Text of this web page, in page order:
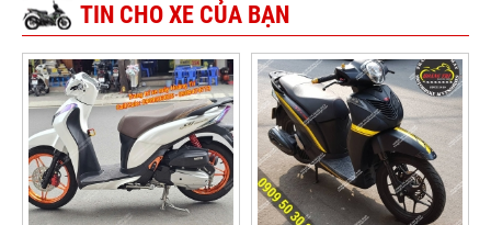
TIN CHO XE CỦA BẠN